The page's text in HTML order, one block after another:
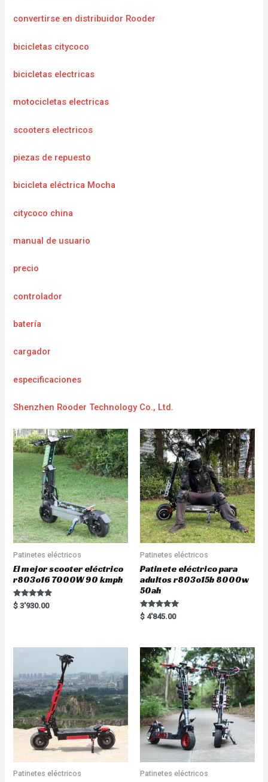
convertirse en distribuidor Rooder
bicicletas citycoco
bicicletas electricas
motocicletas electricas
scooters electricos
piezas de repuesto
bicicleta eléctrica Mocha
citycoco china
manual de usuario
precio
controlador
batería
cargador
especificaciones
Shenzhen Rooder Technology Co., Ltd.
Patinetes eléctricos
El mejor scooter eléctrico
r803o16 7000W 90 kmph
Rated
5.00
$ 3'930.00
Patinetes eléctricos
Patinete eléctrico para
adultos r803o15b 8000w
50ah
Rated
5.00
$ 4'845.00
Patinetes eléctricos Patinetes eléctricos